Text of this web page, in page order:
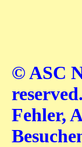
© ASC
reserved.
Fehler,